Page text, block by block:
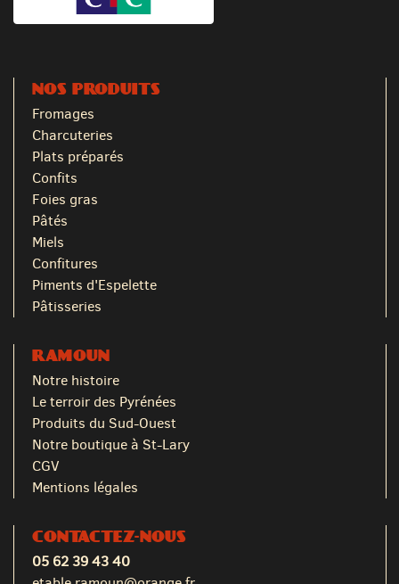
NOS PRODUITS
Fromages
Charcuteries
Plats préparés
Confits
Foies gras
Pâtés
Miels
Confitures
Piments d'Espelette
Pâtisseries
RAMOUN
Notre histoire
Le terroir des Pyrénées
Produits du Sud-Ouest
Notre boutique à St-Lary
CGV
Mentions légales
CONTACTEZ-NOUS
05 62 39 43 40